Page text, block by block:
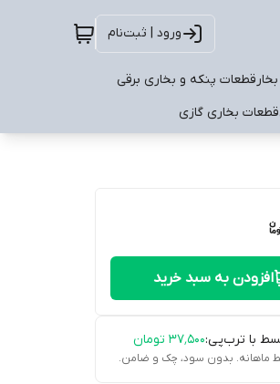
ورود | ثبت‌نام
قطعات پنکه و بخاری برقی
قطعات بخاری گازی
افزودن به سبد خرید
با ترب‌پی:۳۷٬۵۰۰ تومان